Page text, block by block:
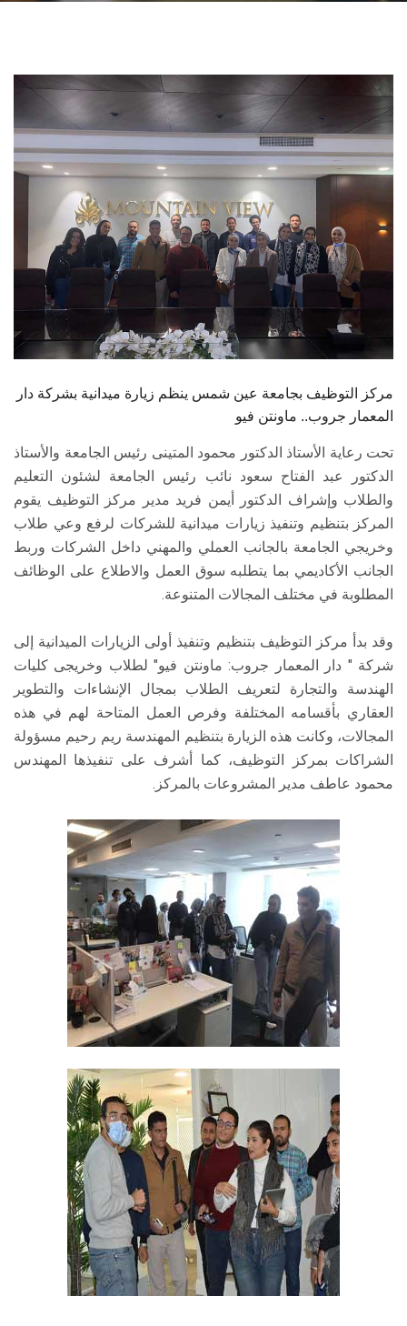
هيئة التدريس
الدراسات العليا
الخريجين
الموظفون
الزائـرون
مركز التوظيف بجامعة عين شمس ينظم زيارة ميدانية بشركة دار
المعمار جروب.. ماونتن فيو
تحت رعاية الأستاذ الدكتور محمود المتينى رئيس الجامعة والأستاذ
الدكتور عبد الفتاح سعود نائب رئيس الجامعة لشئون التعليم
والطلاب وإشراف الدكتور أيمن فريد مدير مركز التوظيف يقوم
المركز بتنظيم وتنفيذ زيارات ميدانية للشركات لرفع وعي طلاب
وخريجي الجامعة بالجانب العملي والمهني داخل الشركات وربط
الجانب الأكاديمي بما يتطلبه سوق العمل والاطلاع على الوظائف
المطلوبة في مختلف المجالات المتنوعة.
وقد بدأ مركز التوظيف بتنظيم وتنفيذ أولى الزيارات الميدانية إلى
شركة " دار المعمار جروب: ماونتن فيو" لطلاب وخريجى كليات
الهندسة والتجارة لتعريف الطلاب بمجال الإنشاءات والتطوير
العقاري بأقسامه المختلفة وفرص العمل المتاحة لهم في هذه
المجالات، وكانت هذه الزيارة بتنظيم المهندسة ريم رحيم مسؤولة
الشراكات بمركز التوظيف، كما أشرف على تنفيذها المهندس
محمود عاطف مدير المشروعات بالمركز.